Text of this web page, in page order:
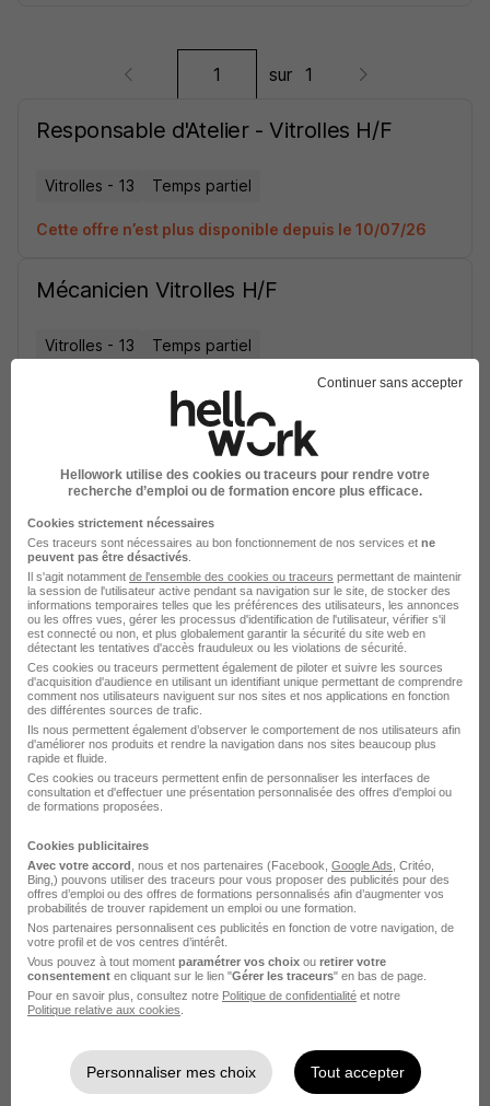
sur 1
Responsable d'Atelier - Vitrolles H/F
Vitrolles - 13 Temps partiel
Cette offre n’est plus disponible depuis le 10/07/26
Mécanicien Vitrolles H/F
Vitrolles - 13 Temps partiel
Cette offre n’est plus disponible depuis le 16/07/26
Entreprise Loxam
Emploi Vitrolles
Entreprise Vitrolles
DÉPOSEZ VOTRE CV
Rendez votre CV accessible à l’ensemble des
Rendre mon CV visible
Loxam Berre-l'Étang
Continuer sans accepter
Hellowork utilise des cookies ou traceurs pour rendre votre
recherche d’emploi ou de formation encore plus efficace.
Cookies strictement nécessaires
Ces traceurs sont nécessaires au bon fonctionnement de nos services et ne
peuvent pas être désactivés
Il s'agit notamment de l'ensemble des cookies ou traceurs permettant de maintenir
la session de l'utilisateur active pendant sa navigation sur le site, de stocker des
informations temporaires telles que les préférences des utilisateurs, les annonces
ou les offres vues, gérer les processus d'identification de l'utilisateur, vérifier s'il
est connecté ou non, et plus globalement garantir la sécurité du site web en
détectant les tentatives d'accès frauduleux ou les violations de sécurité.
Ces cookies ou traceurs permettent également de piloter et suivre les sources
d'acquisition d'audience en utilisant un identifiant unique permettant de comprendre
comment nos utilisateurs naviguent sur nos sites et nos applications en fonction
des différentes sources de trafic.
Ils nous permettent également d’observer le comportement de nos utilisateurs afin
d'améliorer nos produits et rendre la navigation dans nos sites beaucoup plus
rapide et fluide.
Ces cookies ou traceurs permettent enfin de personnaliser les interfaces de
consultation et d'effectuer une présentation personnalisée des offres d'emploi ou
de formations proposées.
Cookies publicitaires
Avec votre accord , nous et nos partenaires (Facebook, Google Ads , Critéo,
Bing,) pouvons utiliser des traceurs pour vous proposer des publicités pour des
offres d’emploi ou des offres de formations personnalisés afin d’augmenter vos
probabilités de trouver rapidement un emploi ou une formation.
Nos partenaires personnalisent ces publicités en fonction de votre navigation, de
votre profil et de vos centres d’intérêt.
Vous pouvez à tout moment paramétrer vos choix ou retirer votre
consentement en cliquant sur le lien "Gérer les traceurs" en bas de page.
Pour en savoir plus, consultez notre Politique de confidentialité et notre
Politique relative aux cookies
Personnaliser mes choix Tout accepter